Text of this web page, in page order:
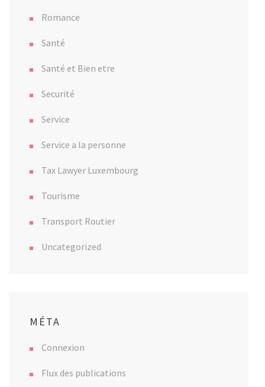
Romance
Santé
Santé et Bien etre
Securité
Service
Service a la personne
Tax Lawyer Luxembourg
Tourisme
Transport Routier
Uncategorized
MÉTA
Connexion
Flux des publications